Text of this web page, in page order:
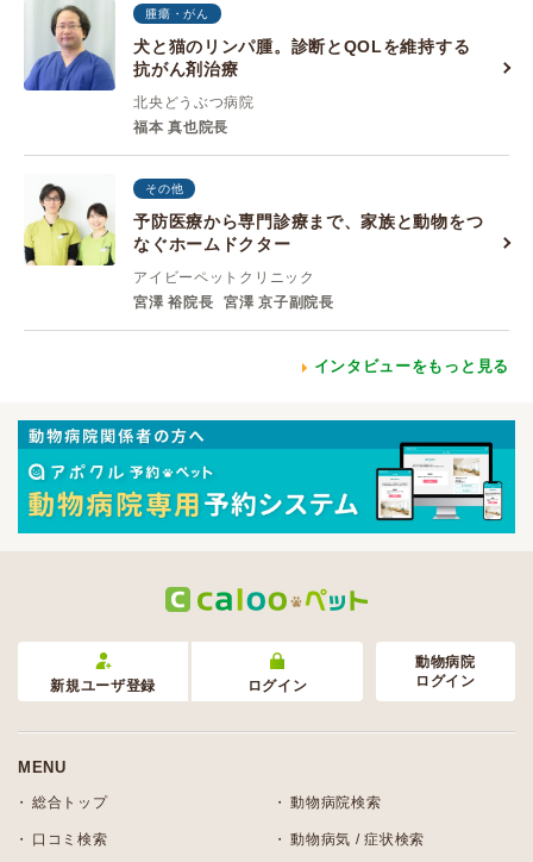
腫瘍・がん
犬と猫のリンパ腫。診断とQOLを維持する
抗がん剤治療
北央どうぶつ病院
福本 真也院長
その他
予防医療から専門診療まで、家族と動物をつ
なぐホームドクター
アイビーペットクリニック
宮澤 裕院長
宮澤 京子副院長
インタビューをもっと見る
新規ユーザ登録 ログイン
動物病院
ログイン
MENU
総合トップ 動物病院検索
口コミ検索 動物病気 / 症状検索